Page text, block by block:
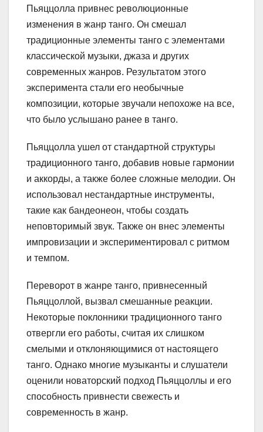
Пьяццолла привнес революционные
изменения в жанр танго. Он смешал
традиционные элементы танго с элементами
классической музыки, джаза и других
современных жанров. Результатом этого
эксперимента стали его необычные
композиции, которые звучали непохоже на все,
что было услышано ранее в танго.
Пьяццолла ушел от стандартной структуры
традиционного танго, добавив новые гармонии
и аккорды, а также более сложные мелодии. Он
использовал нестандартные инструменты,
такие как бандеонеон, чтобы создать
неповторимый звук. Также он внес элементы
импровизации и экспериментировал с ритмом
и темпом.
Переворот в жанре танго, привнесенный
Пьяццоллой, вызвал смешанные реакции.
Некоторые поклонники традиционного танго
отвергли его работы, считая их слишком
смелыми и отклоняющимися от настоящего
танго. Однако многие музыканты и слушатели
оценили новаторский подход Пьяццоллы и его
способность привнести свежесть и
современность в жанр.